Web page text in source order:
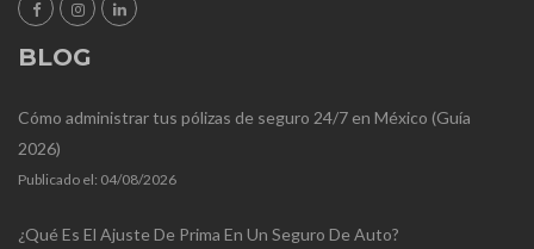
BLOG
Cómo administrar tus pólizas de seguro 24/7 en México (Guía
2026)
Publicado el: 04/08/2026
¿Qué Es El Ajuste De Prima En Un Seguro De Auto?